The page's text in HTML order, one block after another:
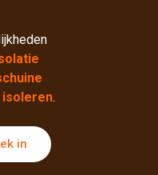
isoleren.
in